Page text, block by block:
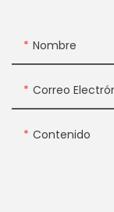
Nombre
Correo
Contenido